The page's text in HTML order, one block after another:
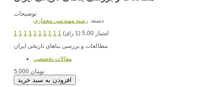
توضیحات
دسته: رشته مهندسي معماري
1 1 1 1 1 1 1 1 1 1
امتیاز 5.00 (1 رای)
مطالعات و بررسی بناهای تاریخی ایران
مقالات تخصصي
5,000 تومان